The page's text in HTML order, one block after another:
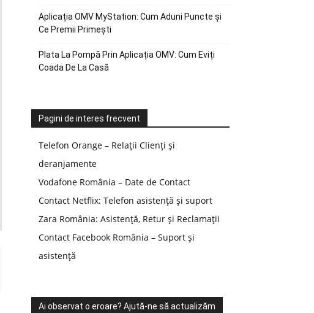
Aplicația OMV MyStation: Cum Aduni Puncte și
Ce Premii Primești
Plata La Pompă Prin Aplicația OMV: Cum Eviți
Coada De La Casă
Pagini de interes frecvent
Telefon Orange – Relații Clienți și
deranjamente
Vodafone România – Date de Contact
Contact Netflix: Telefon asistență și suport
Zara România: Asistență, Retur și Reclamații
Contact Facebook România – Suport și
asistență
Ai observat o eroare? Ajută-ne să actualizăm